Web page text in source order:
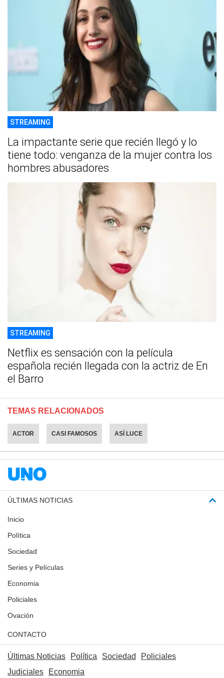
STREAMING
La impactante serie que recién llegó y lo
tiene todo: venganza de la mujer contra los
hombres abusadores
STREAMING
Netflix es sensación con la película
española recién llegada con la actriz de En
el Barro
TEMAS RELACIONADOS
ACTOR CASI FAMOSOS ASÍ LUCE
ÚLTIMAS NOTICIAS
Inicio
Política
Sociedad
Series y Películas
Economia
Policiales
Ovación
CONTACTO
Últimas Noticias Política Sociedad
Policiales
Judiciales
Economia